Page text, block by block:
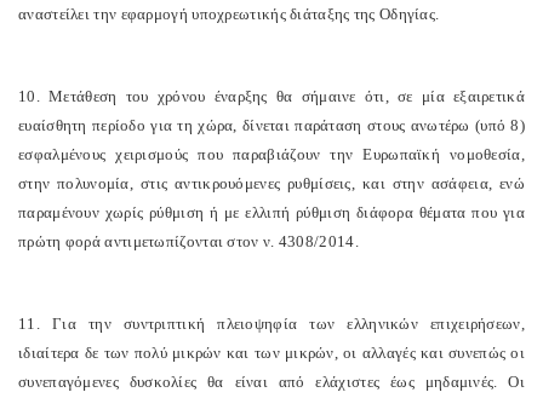
αναστείλει την εφαρμογή υποχρεωτικής διάταξης της Οδηγίας.
10. Μετάθεση του χρόνου έναρξης θα σήμαινε ότι, σε μία εξαιρετικά
ευαίσθητη περίοδο για τη χώρα, δίνεται παράταση στους ανωτέρω (υπό 8)
εσφαλμένους χειρισμούς που παραβιάζουν την Ευρωπαϊκή νομοθεσία,
στην πολυνομία, στις αντικρουόμενες ρυθμίσεις, και στην ασάφεια, ενώ
παραμένουν χωρίς ρύθμιση ή με ελλιπή ρύθμιση διάφορα θέματα που για
πρώτη φορά αντιμετωπίζονται στον ν. 4308/2014.
11. Για την συντριπτική πλειοψηφία των ελληνικών επιχειρήσεων,
ιδιαίτερα δε των πολύ μικρών και των μικρών, οι αλλαγές και συνεπώς οι
συνεπαγόμενες δυσκολίες θα είναι από ελάχιστες έως μηδαμινές. Οι